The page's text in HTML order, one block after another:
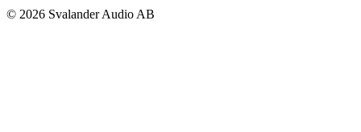
© 2026 Svalander Audio AB